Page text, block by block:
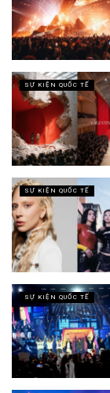
SỰ KIỆN QUỐC TẾ
SỰ KIỆN QUỐC TẾ
SỰ KIỆN QUỐC TẾ